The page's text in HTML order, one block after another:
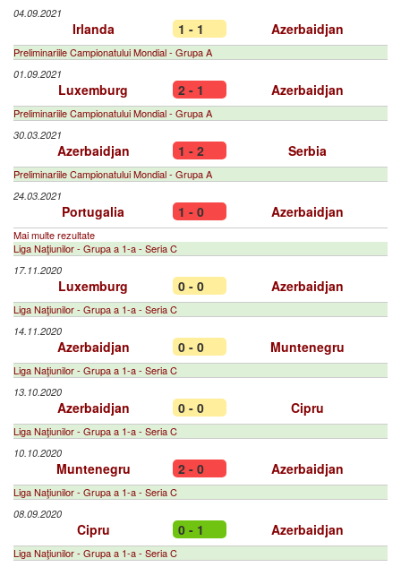
04.09.2021
Irlanda 1 - 1 Azerbaidjan
Preliminariile Campionatului Mondial - Grupa A
01.09.2021
Luxemburg 2 - 1 Azerbaidjan
Preliminariile Campionatului Mondial - Grupa A
30.03.2021
Azerbaidjan 1 - 2 Serbia
Preliminariile Campionatului Mondial - Grupa A
24.03.2021
Portugalia 1 - 0 Azerbaidjan
Mai multe rezultate
Liga Naţiunilor - Grupa a 1-a - Seria C
17.11.2020
Luxemburg 0 - 0 Azerbaidjan
Liga Naţiunilor - Grupa a 1-a - Seria C
14.11.2020
Azerbaidjan 0 - 0 Muntenegru
Liga Naţiunilor - Grupa a 1-a - Seria C
13.10.2020
Azerbaidjan 0 - 0 Cipru
Liga Naţiunilor - Grupa a 1-a - Seria C
10.10.2020
Muntenegru 2 - 0 Azerbaidjan
Liga Naţiunilor - Grupa a 1-a - Seria C
08.09.2020
Cipru 0 - 1 Azerbaidjan
Liga Naţiunilor - Grupa a 1-a - Seria C